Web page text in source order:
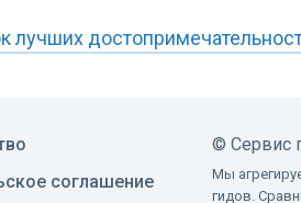
лучших
соглашение
© Сервис
Мы
гидов.